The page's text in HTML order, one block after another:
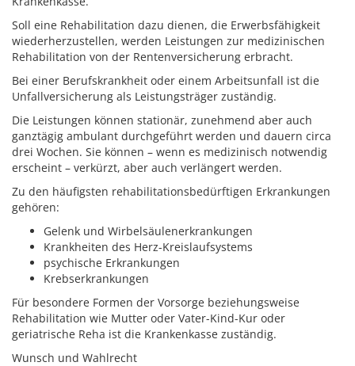
Soll eine Rehabilitation dazu dienen, die Erwerbsfähigkeit
wiederherzustellen, werden Leistungen zur medizinischen
Rehabilitation von der Rentenversicherung erbracht.
Bei einer Berufskrankheit oder einem Arbeitsunfall ist die
Unfallversicherung als Leistungsträger zuständig.
Die Leistungen können stationär, zunehmend aber auch
ganztägig ambulant durchgeführt werden und dauern circa
drei Wochen. Sie können – wenn es medizinisch notwendig
erscheint – verkürzt, aber auch verlängert werden.
Zu den häufigsten rehabilitationsbedürftigen Erkrankungen
gehören:
Gelenk­ und Wirbelsäulenerkrankungen
Krankheiten des Herz-­Kreislaufsystems
psychische Erkrankungen
Krebserkrankungen
Für besondere Formen der Vorsorge beziehungsweise
Rehabilitation wie Mutter oder Vater-Kind-Kur oder
geriatrische Reha ist die Krankenkasse zuständig.
Wunsch und Wahlrecht